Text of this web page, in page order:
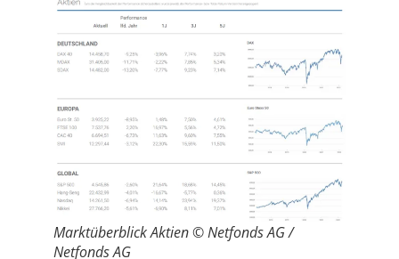
Marktüberblick Aktien © Netfonds AG /
Netfonds AG